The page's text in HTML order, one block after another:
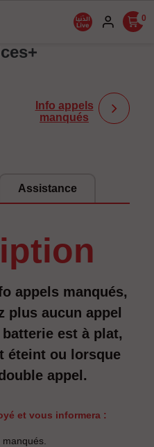
0
Info appels
manqués
Assistance
appels manqués,
plus aucun appel
est à plat,
éteint ou lorsque
appel.
et vous informera :